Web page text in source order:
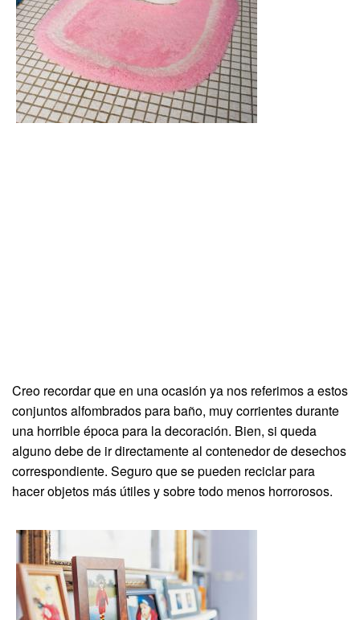
Creo recordar que en una ocasión ya nos referimos a estos
conjuntos alfombrados para baño, muy corrientes durante
una horrible época para la decoración. Bien, si queda
alguno debe de ir directamente al contenedor de desechos
correspondiente. Seguro que se pueden reciclar para
hacer objetos más útiles y sobre todo menos horrorosos.